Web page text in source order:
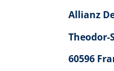
Allianz
Theodor-
60596